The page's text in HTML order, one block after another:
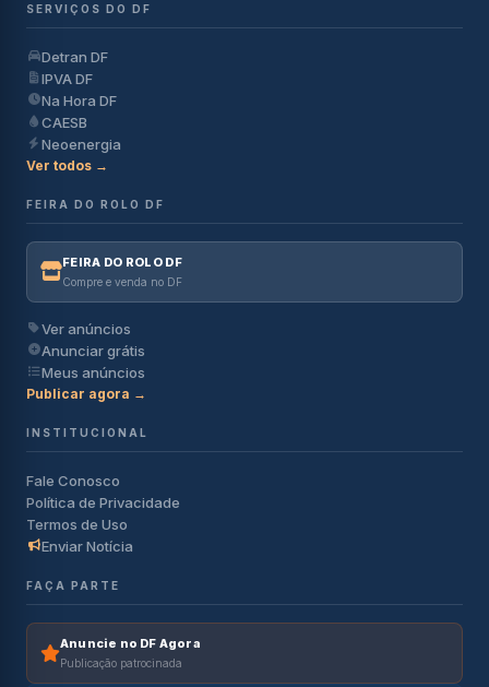
SERVIÇOS DO DF
Detran DF
IPVA DF
Na Hora DF
CAESB
Neoenergia
Ver todos →
FEIRA DO ROLO DF
FEIRA DO ROLO DF
Compre e venda no DF
Ver anúncios
Anunciar grátis
Meus anúncios
Publicar agora →
INSTITUCIONAL
Fale Conosco
Política de Privacidade
Termos de Uso
Enviar Notícia
FAÇA PARTE
Anuncie no DF Agora
Publicação patrocinada